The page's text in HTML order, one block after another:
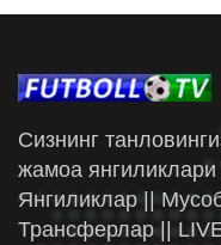
Сизнинг
жамоа
Янгиликлар ||
Трансферлар ||